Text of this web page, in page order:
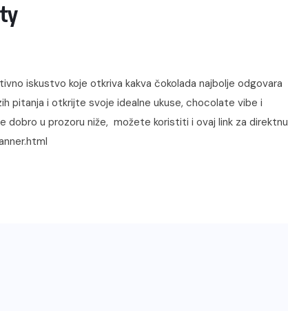
iskustvo koje otkriva kakva čokolada najbolje odgovara
pitanja i otkrijte svoje idealne ukuse, chocolate vibe i
dobro u prozoru niže, možete koristiti i ovaj link za direktnu